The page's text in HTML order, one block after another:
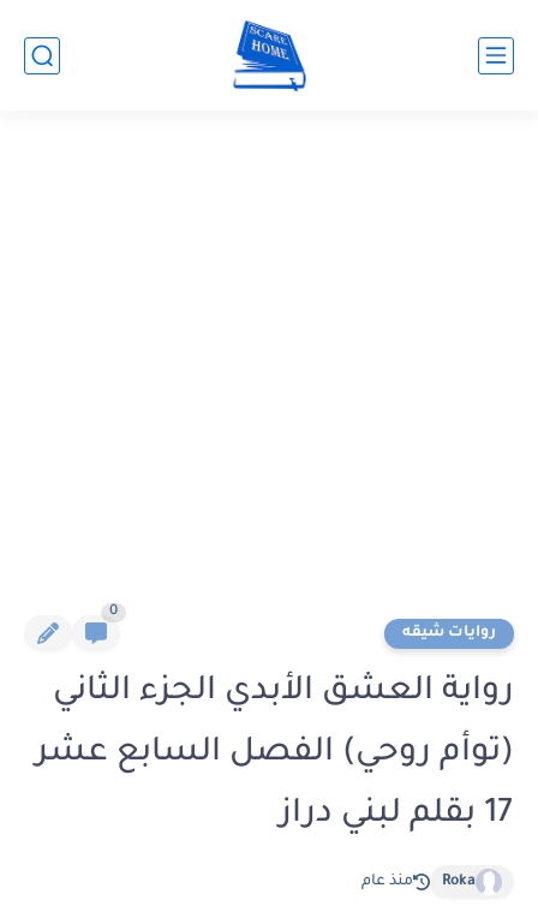
روايات شيقه
0
رواية العشق الأبدي الجزء الثاني
(توأم روحي) الفصل السابع عشر
17 بقلم لبني دراز
Roka منذ عام